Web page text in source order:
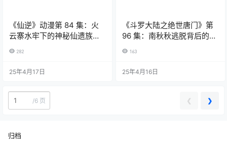
《仙逆》动漫第 84 集：火
云寨水牢下的神秘仙遗族女
子之谜
282
25年4月17日
《斗罗大陆之绝世唐门》第
96 集：南秋秋逃脱背后的阴
谋与智斗
163
25年4月16日
/6 页 ❮ ❯
归档